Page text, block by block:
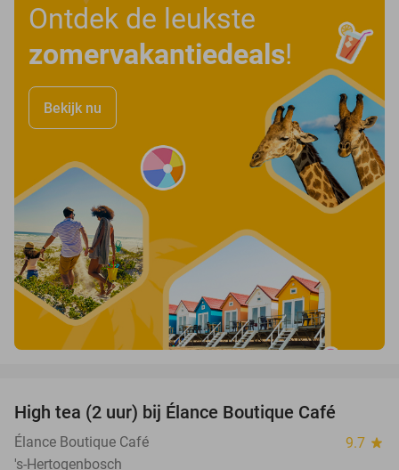
Ontdek de leukste
zomervakantiedeals!
Bekijk nu
High tea (2 uur) bij Élance Boutique Café
Élance Boutique Café 9.7 star
's-Hertogenbosch